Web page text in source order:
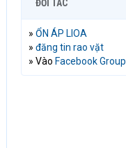
ĐỐI TÁC
» ỔN ÁP LIOA
» đăng tin rao vặt
» Vào Facebook Group